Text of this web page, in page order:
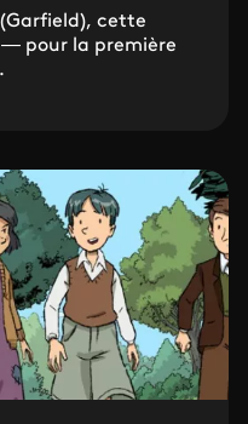
cette
pour la première